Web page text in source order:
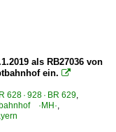
als RB27036 von
ein. 
· 928 · BR 629,
·MH·,